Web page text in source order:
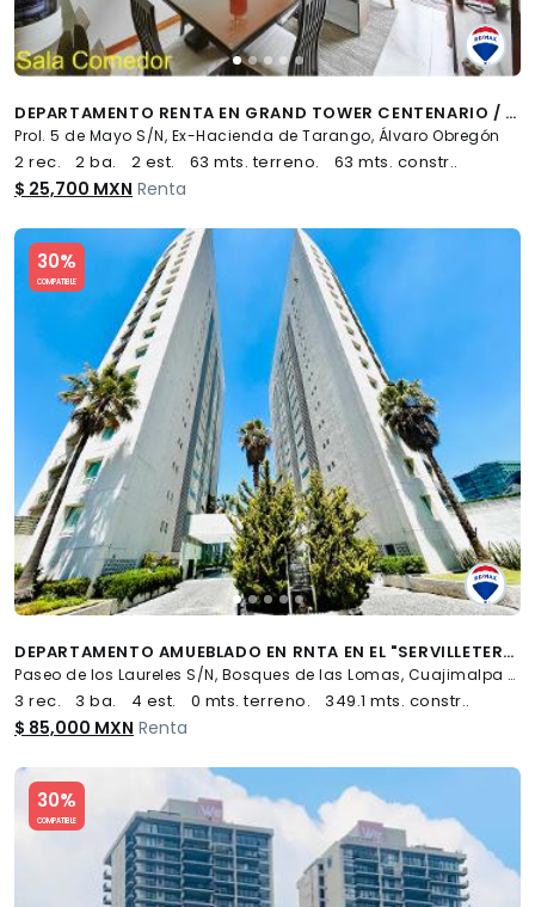
DEPARTAMENTO RENTA EN GRAND TOWER CENTENARIO / 63M2 CON BALCÓN - (34)
Prol. 5 de Mayo S/N, Ex-Hacienda de Tarango, Álvaro Obregón
2 rec. 2 ba. 2 est. 63 mts. terreno. 63 mts. constr..
$ 25,700 MXN Renta
30%
COMPATIBLE
Slide 1 of 5
DEPARTAMENTO AMUEBLADO EN RNTA EN EL "SERVILLETERO" - (34)
Paseo de los Laureles S/N, Bosques de las Lomas, Cuajimalpa de Morelos
3 rec. 3 ba. 4 est. 0 mts. terreno. 349.1 mts. constr..
$ 85,000 MXN Renta
30%
COMPATIBLE
Slide 1 of 5